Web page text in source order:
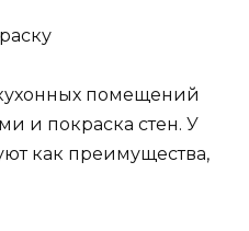
помещений
и покраска стен. У
как преимущества,